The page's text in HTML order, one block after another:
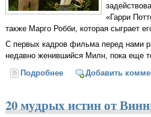
«Гарри
также Марго Робби, которая сыграет
С первых кадров фильма перед нами
недавно женившийся Милн, пока еще
Подробнеео Появились первые
Добавить
20 мудрых истин от